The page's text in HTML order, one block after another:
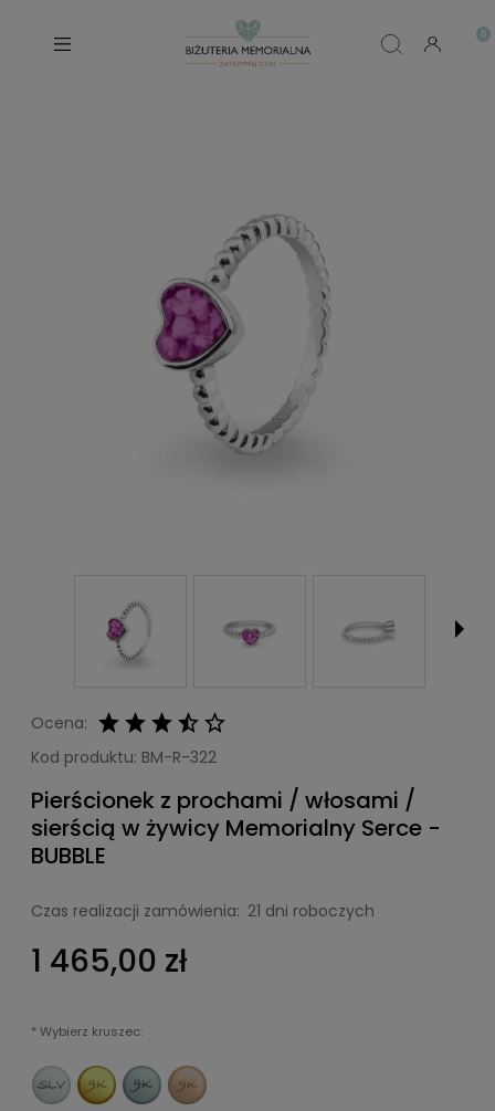
Ocena:
Kod produktu: BM-R-322
Pierścionek z prochami / włosami /
sierścią w żywicy Memorialny Serce -
BUBBLE
Czas realizacji zamówienia: 21 dni roboczych
1 465,00 zł
*Wybierz kruszec: